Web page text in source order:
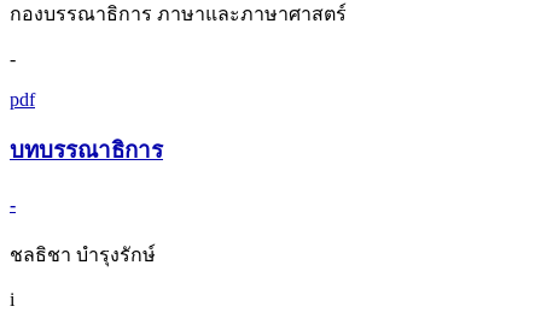
กองบรรณาธิการ ภาษาและภาษาศาสตร์
-
pdf
บทบรรณาธิการ
-
ชลธิชา บำรุงรักษ์
i